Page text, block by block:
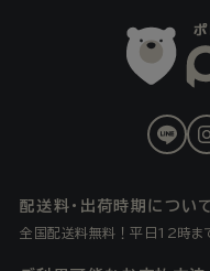
LINE
配送料・出荷時期につい
全国配送料無料！平日12時ま